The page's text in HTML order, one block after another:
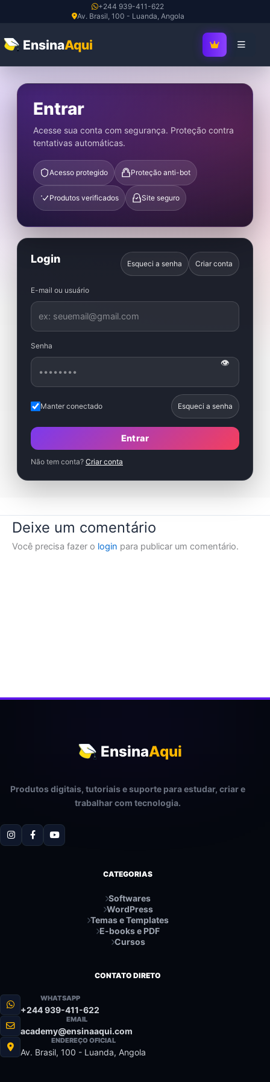
+244 939-411-622
Av. Brasil, 100 - Luanda, Angola
EnsinaAqui SEJA MEMBRO
o
conteúdo
Entrar
Acesse sua conta com segurança. Proteção contra
tentativas automáticas.
Acesso protegido Proteção anti-bot
Produtos verificados Site seguro
Login Esqueci a senha Criar conta
E-mail ou usuário
Senha
👁
Manter conectado Esqueci a senha
Entrar
Não tem conta? Criar conta
Deixe um comentário
Você precisa fazer o login para publicar um comentário.
EnsinaAqui
Produtos digitais, tutoriais e suporte para estudar, criar e
trabalhar com tecnologia.
CATEGORIAS
Softwares
WordPress
Temas e Templates
E-books e PDF
Cursos
CONTATO DIRETO
WHATSAPP
+244 939-411-622
EMAIL
academy@ensinaaqui.com
ENDEREÇO OFICIAL
Av. Brasil, 100 - Luanda, Angola